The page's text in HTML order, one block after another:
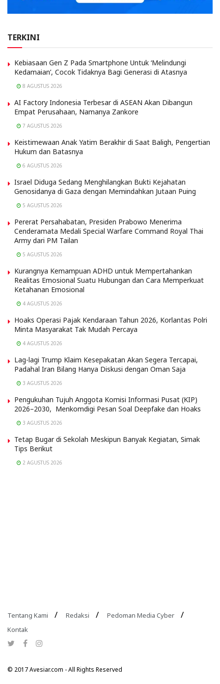
TERKINI
Kebiasaan Gen Z Pada Smartphone Untuk ‘Melindungi
Kedamaian’, Cocok Tidaknya Bagi Generasi di Atasnya
8 AGUSTUS 2026
AI Factory Indonesia Terbesar di ASEAN Akan Dibangun
Empat Perusahaan, Namanya Zankore
7 AGUSTUS 2026
Keistimewaan Anak Yatim Berakhir di Saat Baligh, Pengertian
Hukum dan Batasnya
6 AGUSTUS 2026
Israel Diduga Sedang Menghilangkan Bukti Kejahatan
Genosidanya di Gaza dengan Memindahkan Jutaan Puing
5 AGUSTUS 2026
Pererat Persahabatan, Presiden Prabowo Menerima
Cenderamata Medali Special Warfare Command Royal Thai
Army dari PM Tailan
5 AGUSTUS 2026
Kurangnya Kemampuan ADHD untuk Mempertahankan
Realitas Emosional Suatu Hubungan dan Cara Memperkuat
Ketahanan Emosional
4 AGUSTUS 2026
Hoaks Operasi Pajak Kendaraan Tahun 2026, Korlantas Polri
Minta Masyarakat Tak Mudah Percaya
4 AGUSTUS 2026
Lag-lagi Trump Klaim Kesepakatan Akan Segera Tercapai,
Padahal Iran Bilang Hanya Diskusi dengan Oman Saja
3 AGUSTUS 2026
Pengukuhan Tujuh Anggota Komisi Informasi Pusat (KIP)
2026–2030, Menkomdigi Pesan Soal Deepfake dan Hoaks
3 AGUSTUS 2026
Tetap Bugar di Sekolah Meskipun Banyak Kegiatan, Simak
Tips Berikut
2 AGUSTUS 2026
Tentang Kami Redaksi
Pedoman Media Cyber
Kontak
© 2017 Avesiar.com - All Rights Reserved